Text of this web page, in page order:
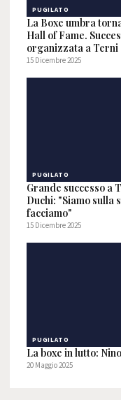
PUGILATO
La Boxe umbra
Hall of Fame.
organizzata a Terni
15 Dicembre 2025
PUGILATO
Grande successo a
Duchi: "Siamo sulla
facciamo"
15 Dicembre 2025
PUGILATO
La boxe in lutto:
20 Maggio 2025